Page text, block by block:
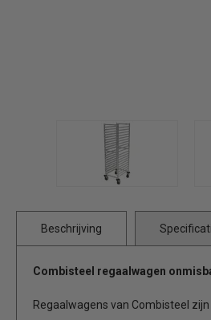
Beschrijving
Combisteel regaalwagen
Regaalwagens van Combisteel